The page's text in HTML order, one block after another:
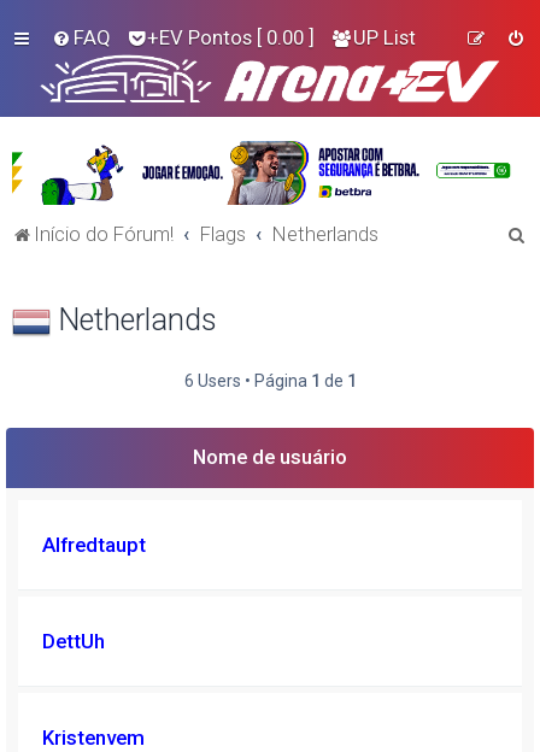
FAQ +EV Pontos [ 0.00 ] UP List
Início do Fórum! Flags Netherlands
s
Netherlands
6 Users • Página 1 de 1
Nome de usuário
Alfredtaupt
DettUh
Kristenvem